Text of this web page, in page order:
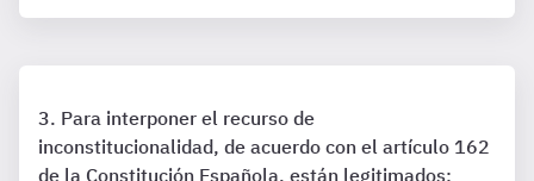
Para interponer el recurso de
inconstitucionalidad, de acuerdo con el artículo 162
de la Constitución Española, están legitimados: